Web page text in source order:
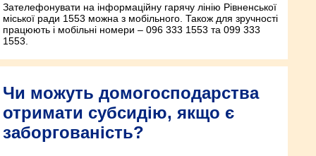
Зателефонувати на інформаційну гарячу лінію Рівненської
міської ради 1553 можна з мобільного. Також для зручності
працюють і мобільні номери – 096 333 1553 та 099 333
1553.
Чи можуть домогосподарства
отримати субсидію, якщо є
заборгованість?